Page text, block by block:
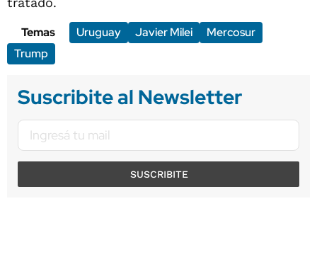
Temas
Uruguay Javier Milei
Mercosur
Trump
Suscribite al Newsletter
SUSCRIBITE